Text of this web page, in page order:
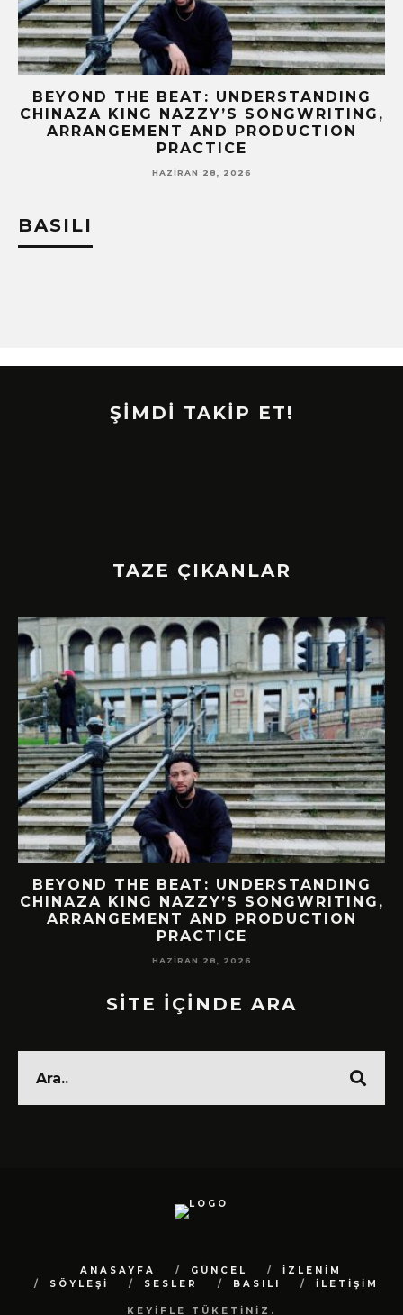
BEYOND THE BEAT: UNDERSTANDING
CHINAZA KING NAZZY’S SONGWRITING,
ARRANGEMENT AND PRODUCTION
PRACTICE
HAZIRAN 28, 2026
BASILI
ŞİMDİ TAKİP ET!
TAZE ÇIKANLAR
BEYOND THE BEAT: UNDERSTANDING
CHINAZA KING NAZZY’S SONGWRITING,
ARRANGEMENT AND PRODUCTION
PRACTICE
HAZIRAN 28, 2026
SİTE İÇİNDE ARA
ANASAYFA GÜNCEL
İZLENİM
SÖYLEŞİ
SESLER BASILI İLETİŞİM
KEYİFLE TÜKETİNİZ.